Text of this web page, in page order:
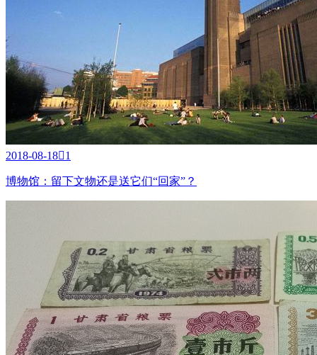
2018-08-181
博物馆：留下文物还是送它们“回家”？